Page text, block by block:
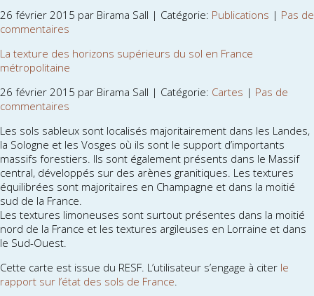
26 février 2015 par Birama Sall | Catégorie: Publications | Pas de
commentaires
La texture des horizons supérieurs du sol en France
métropolitaine
26 février 2015 par Birama Sall | Catégorie: Cartes | Pas de
commentaires
Les sols sableux sont localisés majoritairement dans les Landes,
la Sologne et les Vosges où ils sont le support d’importants
massifs forestiers. Ils sont également présents dans le Massif
central, développés sur des arènes granitiques. Les textures
équilibrées sont majoritaires en Champagne et dans la moitié
sud de la France.
Les textures limoneuses sont surtout présentes dans la moitié
nord de la France et les textures argileuses en Lorraine et dans
le Sud-Ouest.
Cette carte est issue du RESF. L’utilisateur s’engage à citer le
rapport sur l’état des sols de France.